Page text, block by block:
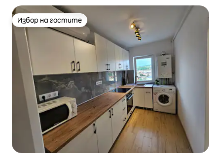
Избор на гостите
Избор на гостите